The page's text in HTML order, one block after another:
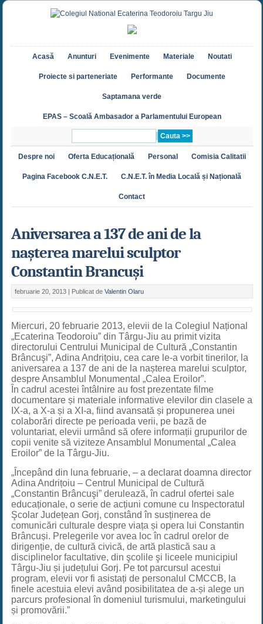
Acasă Anunturi Evenimente Materiale Noutati
Proiecte si parteneriate Performante Documente
Saptamana verde
EPAS – Scoală Ambasador a Parlamentului European
Despre noi Oferta Educațională Personal Comisia Calitatii
Pagina Facebook C.N.E.T. C.N.E.T. în Media Locală și Națională
Contact
Aniversarea a 137 de ani de la
nașterea marelui sculptor
Constantin Brancuși
februarie 20, 2013 | Publicat de Valentin Olaru
Miercuri, 20 februarie 2013, elevii de la Colegiul Național
„Ecaterina Teodoroiu” din Târgu-Jiu au primit vizita
directorului Centrului Municipal de Cultură „Constantin
Brâncuşi”, Adina Andriţoiu, cea care le-a vorbit tinerilor, la
aniversarea a 137 de ani de la nașterea marelui sculptor,
despre Ansamblul Monumental „Calea Eroilor”.
În cadrul acestei întâlnire au fost prezentate filme
documentare și materiale informative elevilor din clasele a
IX-a, a X-a și a XI-a, fiind avansată și propunerea unei
colaborări directe pe perioada verii, pe bază de
voluntariat, elevii urmând să ofere informații grupurilor de
copii venite să viziteze Ansamblul Monumental „Calea
Eroilor” de la Târgu-Jiu.
„Începând din luna februarie, – a declarat doamna director
Adina Andrițoiu – Centrul Municipal de Cultură
„Constantin Brâncuşi” derulează, în cadrul ofertei sale
educaționale, o serie de acțiuni comune cu Inspectoratul
Şcolar Județean Gorj, constând în susținerea de
comunicări culturale despre viața și opera lui Constantin
Brâncuși. Prelegerile vor avea loc în cadrul orelor de
dirigenție, de cultură civică, de artă plastică sau a
disciplinelor facultative, din şcolile şi liceele municipiul
Târgu-Jiu și județului Gorj. Pe tot parcursul acestui
program, elevii vor fi asistați de personalul CMCCB, la
finele acestuia elevi având posibilitatea de a-și alege un
parcurs profesional în domeniul turismului, marketingului
și promovării.”